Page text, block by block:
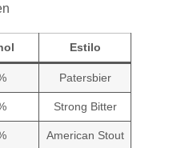
Estilo
Patersbier
Strong Bitter
American Stout